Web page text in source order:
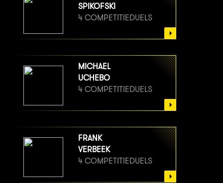
SPIKOFSKI
4 COMPETITIEDUELS
MICHAEL
UCHEBO
4 COMPETITIEDUELS
FRANK
VERBEEK
4 COMPETITIEDUELS